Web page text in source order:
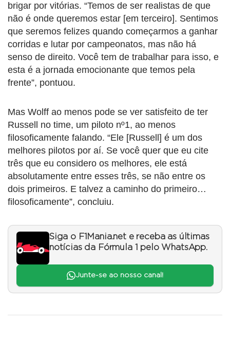
brigar por vitórias. “Temos de ser realistas de que
não é onde queremos estar [em terceiro]. Sentimos
que seremos felizes quando começarmos a ganhar
corridas e lutar por campeonatos, mas não há
senso de direito. Você tem de trabalhar para isso, e
esta é a jornada emocionante que temos pela
frente”, pontuou.
Mas Wolff ao menos pode se ver satisfeito de ter
Russell no time, um piloto nº1, ao menos
filosoficamente falando. “Ele [Russell] é um dos
melhores pilotos por aí. Se você quer que eu cite
três que eu considero os melhores, ele está
absolutamente entre esses três, se não entre os
dois primeiros. E talvez a caminho do primeiro…
filosoficamente”, concluiu.
Siga o F1Mania.net e receba as últimas
notícias da Fórmula 1 pelo WhatsApp.
Junte-se ao nosso canal!